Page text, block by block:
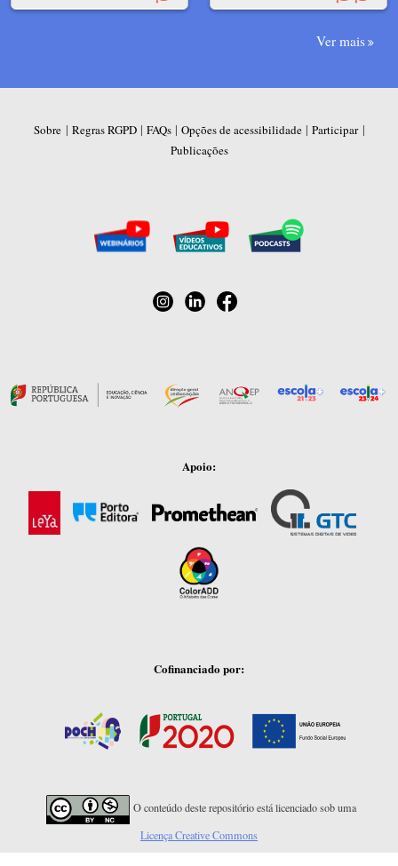
Ver mais
Sobre | Regras RGPD| FAQs| Opções de acessibilidade| Participar|
Publicações
Apoio:
Cofinanciado por:
O conteúdo deste repositório está licenciado sob uma
Licença Creative Commons